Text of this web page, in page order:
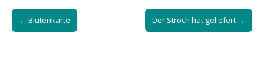
Post
navigation
← Blütenkarte Der Stroch hat geliefert →